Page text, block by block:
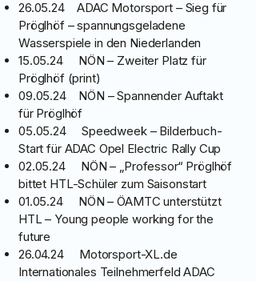
26.05.24 ADAC Motorsport – Sieg für
Pröglhöf – spannungsgeladene
Wasserspiele in den Niederlanden
15.05.24 NÖN – Zweiter Platz für
Pröglhöf (print)
09.05.24 NÖN – Spannender Auftakt
für Pröglhöf
05.05.24 Speedweek – Bilderbuch-
Start für ADAC Opel Electric Rally Cup
02.05.24 NÖN – „Professor“ Pröglhöf
bittet HTL-Schüler zum Saisonstart
01.05.24 NÖN – ÖAMTC unterstützt
HTL – Young people working for the
future
26.04.24 Motorsport-XL.de
Internationales Teilnehmerfeld ADAC